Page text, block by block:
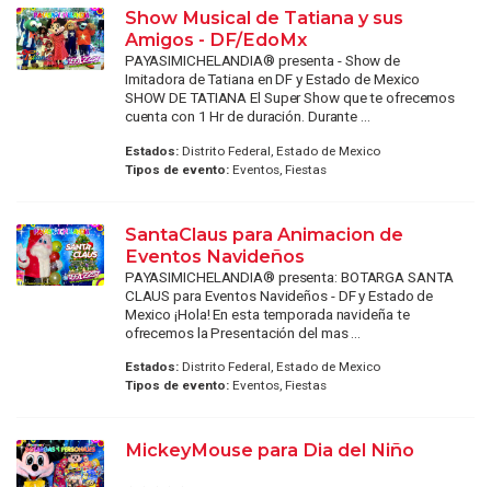
Show Musical de Tatiana y sus
Amigos - DF/EdoMx
PAYASIMICHELANDIA® presenta - Show de
Imitadora de Tatiana en DF y Estado de Mexico
SHOW DE TATIANA El Super Show que te ofrecemos
cuenta con 1 Hr de duración. Durante ...
Estados:Distrito Federal, Estado de Mexico
Tipos de evento:Eventos, Fiestas
SantaClaus para Animacion de
Eventos Navideños
PAYASIMICHELANDIA® presenta: BOTARGA SANTA
CLAUS para Eventos Navideños - DF y Estado de
Mexico ¡Hola! En esta temporada navideña te
ofrecemos la Presentación del mas ...
Estados:Distrito Federal, Estado de Mexico
Tipos de evento:Eventos, Fiestas
MickeyMouse para Dia del Niño